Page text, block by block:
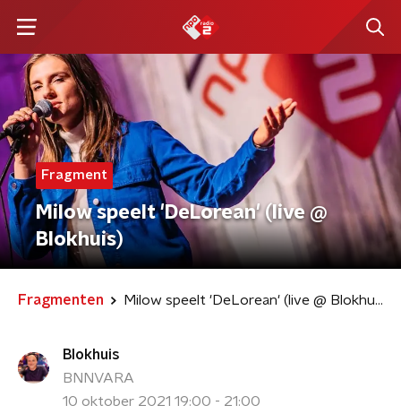
Fragment
Milow speelt 'DeLorean' (live @
Blokhuis)
Fragmenten Milow speelt 'DeLorean' (live @ Blokhuis)
Blokhuis
BNNVARA
10 oktober 2021 19:00 - 21:00